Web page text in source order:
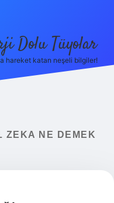
Dolu Tüyolar
hareket katan neşeli bilgiler!
ZEKA NE DEMEK